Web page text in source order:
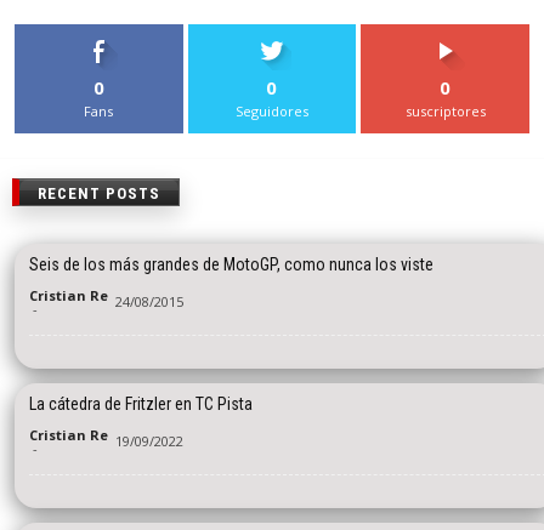
0
Fans
0
Seguidores
0
suscriptores
RECENT POSTS
Seis de los más grandes de MotoGP, como nunca los viste
Cristian Re
- 24/08/2015
La cátedra de Fritzler en TC Pista
Cristian Re
- 19/09/2022